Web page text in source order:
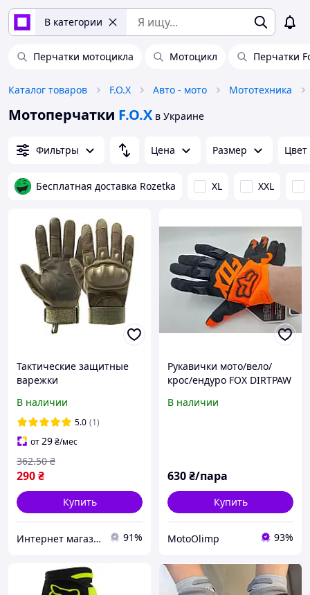
В категории
Перчатки мотоцикла Мотоцикл Перчатки
Каталог товаров F.O.X Авто - мото Мототехника
Мотоперчатки F.O.X в Украине
Фильтры Цена Размер Цвет
Бесплатная доставка Rozetka XL XXL
Тактические защитные
варежки
В наличии
5.0 (1)
от29₴/мес
290₴
362.50 ₴
Купить
Интернет магазин Prestige Life 91%
Рукавички мото/вело/
крос/ендуро FOX DIRTPAW
Помаранчевіз чорним р.
В наличии
630₴/пара
Купить
MotoOlimp 93%